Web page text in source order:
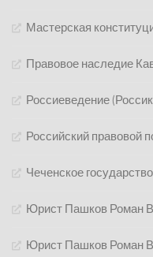
Мастерская
Правовое наследие
Россиеведение
Российский правовой
Чеченское
Юрист Пашков Роман
Юрист Пашков Роман